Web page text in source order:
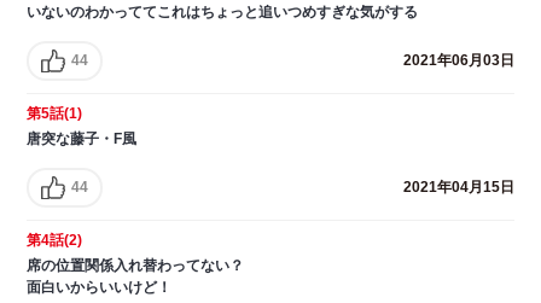
いないのわかっててこれはちょっと追いつめすぎな気がする
44 2021年06月03日
第5話(1)
唐突な藤子・F風
44 2021年04月15日
第4話(2)
席の位置関係入れ替わってない？
面白いからいいけど！